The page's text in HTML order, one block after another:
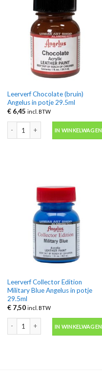
Leerverf Chocolate (bruin)
Angelus in potje 29.5ml
€6,45 incl. BTW
IN WINKELWAGEN
Leerverf Collector Edition
Military Blue Angelus in potje
29.5ml
€7,50 incl. BTW
IN WINKELWAGEN